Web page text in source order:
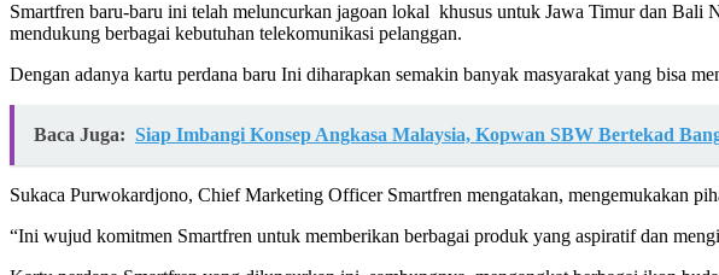
Smartfren baru-baru ini telah meluncurkan jagoan lokal khusus untuk Jawa Timur dan Bali
mendukung berbagai kebutuhan telekomunikasi pelanggan.
Dengan adanya kartu perdana baru Ini diharapkan semakin banyak masyarakat yang bisa
Baca Juga: Siap Imbangi Konsep Angkasa Malaysia, Kopwan SBW Bertekad
Sukaca Purwokardjono, Chief Marketing Officer Smartfren mengatakan, mengemukakan
“Ini wujud komitmen Smartfren untuk memberikan berbagai produk yang aspiratif dan